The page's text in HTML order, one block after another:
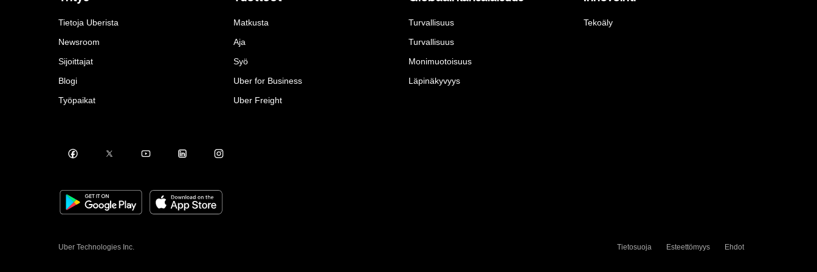
Tietoja Uberista
Newsroom
Sijoittajat
Blogi
Työpaikat
Matkusta
Aja
Syö
Uber for Business
Uber Freight
Turvallisuus
Turvallisuus
Monimuotoisuus
Läpinäkyvyys
Tekoäly
Uber Technologies Inc. Tietosuoja Esteettömyys Ehdot